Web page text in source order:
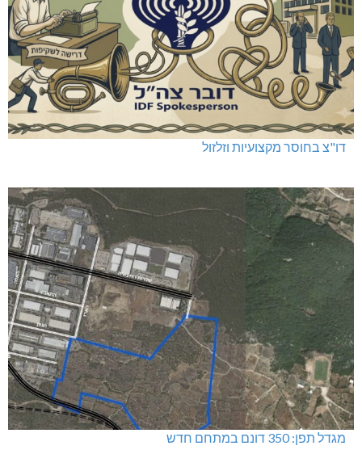
דו"צ בחוסר מקצועיות וזלזול
מגדל תפן: 350 דונם במתחם חדש